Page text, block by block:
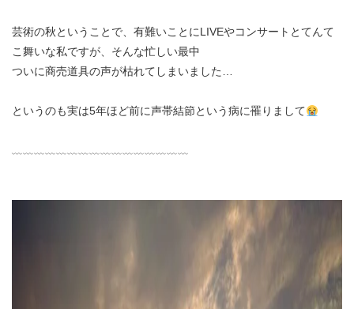
芸術の秋ということで、有難いことにLIVEやコンサートとてんて
こ舞いな私ですが、そんな忙しい最中
ついに商売道具の声が枯れてしまいました…
というのも実は5年ほど前に声帯結節という病に罹りまして
﹏﹏﹏﹏﹏﹏﹏﹏﹏﹏﹏﹏﹏﹏﹏﹏